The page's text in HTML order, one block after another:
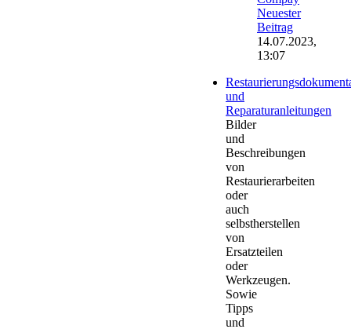
Neuester
Beitrag
14.07.2023,
13:07
und
Reparaturanleitungen
Bilder
und
Beschreibungen
von
Restaurierarbeiten
oder
auch
selbstherstellen
von
Ersatzteilen
oder
Werkzeugen.
Sowie
Tipps
und